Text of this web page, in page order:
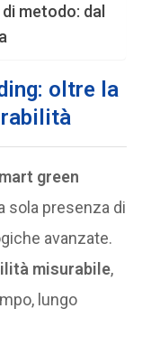
metodo: dal
oltre la
green
sola presenza di
avanzate.
misurabile,
lungo